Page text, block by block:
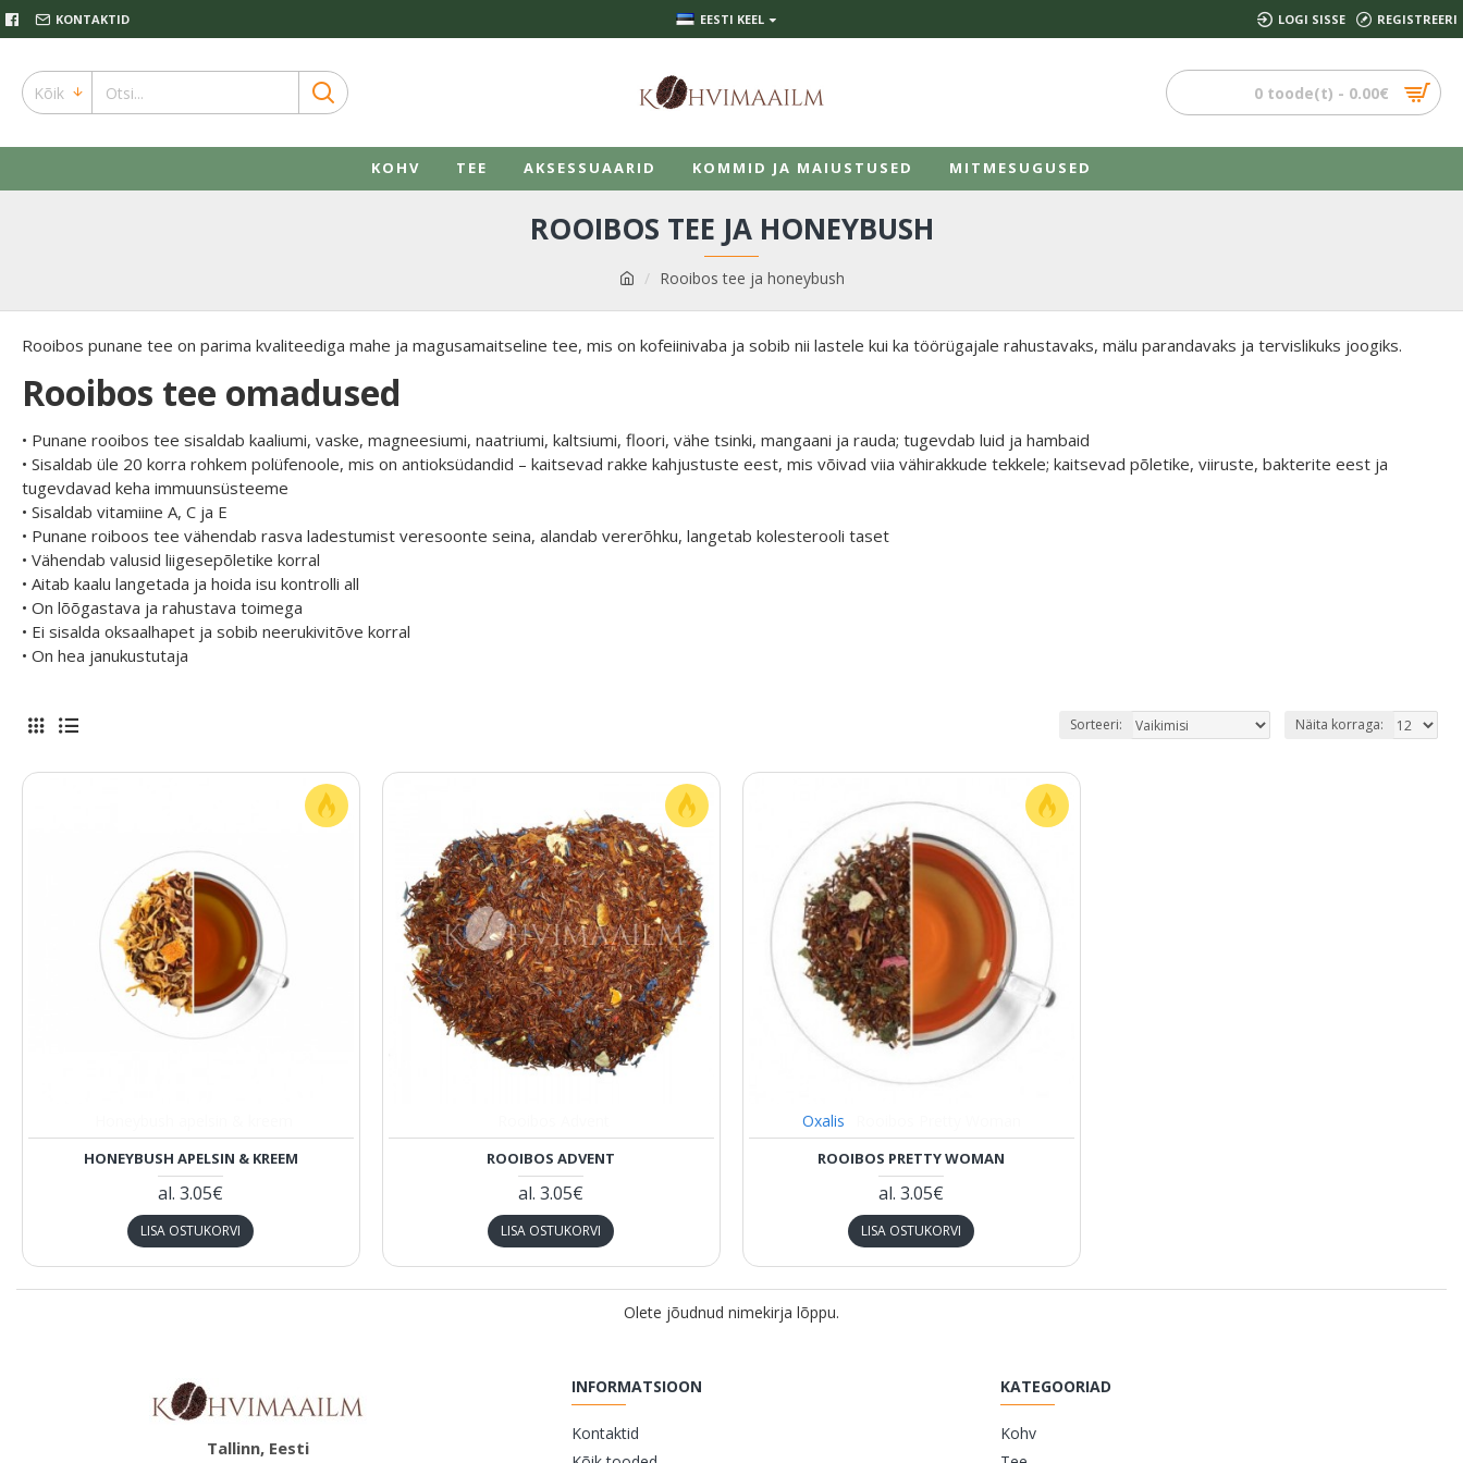
KONTAKTID EESTI KEEL LOGI SISSE REGISTREERI
Kõik 0 toode(t) - 0.00€
KOHV TEE AKSESSUAARID KOMMID JA MAIUSTUSED MITMESUGUSED
Rooibos tee ja honeybush
ROOIBOS TEE JA HONEYBUSH
Rooibos punane tee on parima kvaliteediga mahe ja magusamaitseline tee, mis on kofeiinivaba ja sobib nii lastele kui ka töörügajale rahustavaks, mälu parandavaks ja tervislikuks joogiks.
Rooibos tee omadused
• Punane rooibos tee sisaldab kaaliumi, vaske, magneesiumi, naatriumi, kaltsiumi, floori, vähe tsinki, mangaani ja rauda; tugevdab luid ja hambaid
• Sisaldab üle 20 korra rohkem polüfenoole, mis on antioksüdandid – kaitsevad rakke kahjustuste eest, mis võivad viia vähirakkude tekkele; kaitsevad põletike, viiruste, bakterite eest ja
tugevdavad keha immuunsüsteeme
• Sisaldab vitamiine A, C ja E
• Punane roiboos tee vähendab rasva ladestumist veresoonte seina, alandab vererõhku, langetab kolesterooli taset
• Vähendab valusid liigesepõletike korral
• Aitab kaalu langetada ja hoida isu kontrolli all
• On lõõgastava ja rahustava toimega
• Ei sisalda oksaalhapet ja sobib neerukivitõve korral
• On hea janukustutaja
Sorteeri: Näita korraga:
HONEYBUSH APELSIN & KREEM
al. 3.05€
LISA OSTUKORVI
ROOIBOS ADVENT
al. 3.05€
LISA OSTUKORVI
Oxalis
ROOIBOS PRETTY WOMAN
al. 3.05€
LISA OSTUKORVI
Olete jõudnud nimekirja lõppu.
Tallinn, Eesti
INFORMATSIOON
Kontaktid
KATEGOORIAD
Kohv